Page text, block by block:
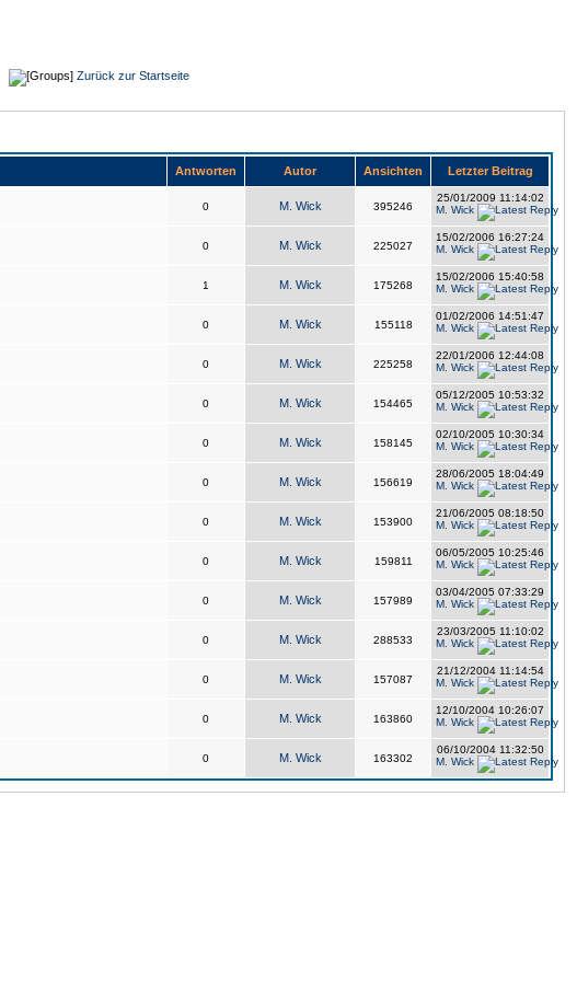
Zurück zur Startseite
Antworten Autor Ansichten Letzter Beitrag
0 M. Wick 395246
25/01/2009 11:14:02
M. Wick
0 M. Wick 225027
15/02/2006 16:27:24
M. Wick
1 M. Wick 175268
15/02/2006 15:40:58
M. Wick
0 M. Wick 155118
01/02/2006 14:51:47
M. Wick
0 M. Wick 225258
22/01/2006 12:44:08
M. Wick
0 M. Wick 154465
05/12/2005 10:53:32
M. Wick
0 M. Wick 158145
02/10/2005 10:30:34
M. Wick
0 M. Wick 156619
28/06/2005 18:04:49
M. Wick
0 M. Wick 153900
21/06/2005 08:18:50
M. Wick
0 M. Wick 159811
06/05/2005 10:25:46
M. Wick
0 M. Wick 157989
03/04/2005 07:33:29
M. Wick
0 M. Wick 288533
23/03/2005 11:10:02
M. Wick
0 M. Wick 157087
21/12/2004 11:14:54
M. Wick
0 M. Wick 163860
12/10/2004 10:26:07
M. Wick
0 M. Wick 163302
06/10/2004 11:32:50
M. Wick